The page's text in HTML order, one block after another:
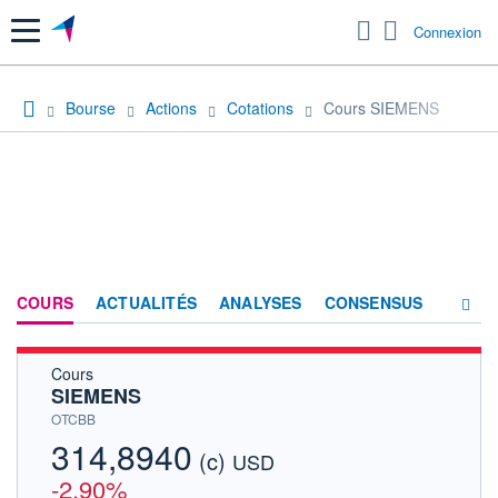
Menu Connexion
Bourse Actions Cotations Cours SIEMENS
COURS ACTUALITÉS ANALYSES CONSENSUS
ACTIONNAIRES
Cours
SIEMENS
OTCBB
314,8940 (c) USD
-2,90%